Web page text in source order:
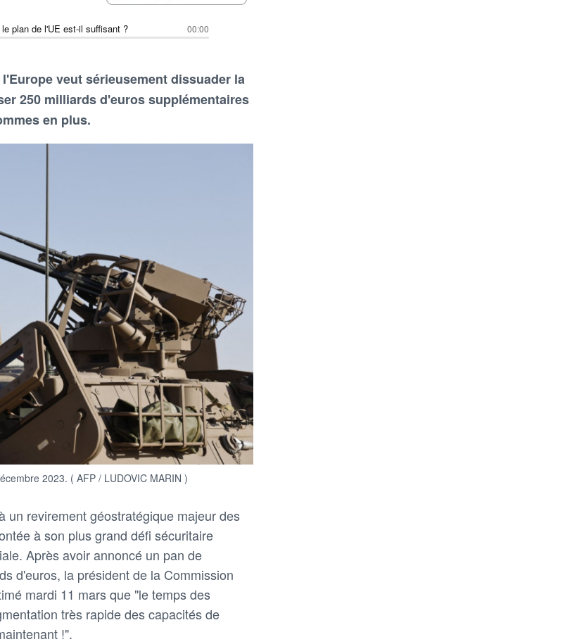
plan de l'UE est-il suffisant ? 00:00
veut sérieusement dissuader la
250 milliards d'euros supplémentaires
en plus.
2023. ( AFP / LUDOVIC MARIN )
un revirement géostratégique majeur des
à son plus grand défi sécuritaire
Après avoir annoncé un pan de
d'euros, la président de la Commission
mardi 11 mars que "le temps des
très rapide des capacités de
!".